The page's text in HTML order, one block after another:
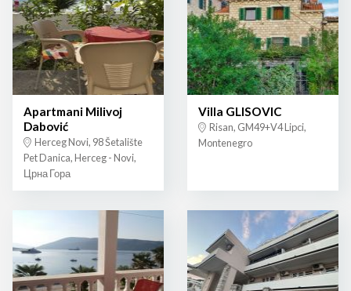
Apartmani Milivoj
Dabović
Herceg Novi, 98 Šetalište
Pet Danica, Herceg - Novi,
Црна Гора
Villa GLISOVIC
Risan, GM49+V4 Lipci,
Montenegro